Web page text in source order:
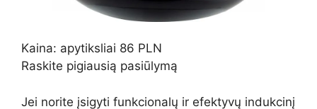
Kaina: apytiksliai 86 PLN
Raskite pigiausią pasiūlymą
Jei norite įsigyti funkcionalų ir efektyvų indukcinį